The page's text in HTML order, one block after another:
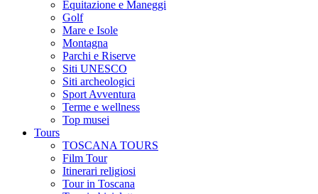
Equitazione e Maneggi
Golf
Mare e Isole
Montagna
Parchi e Riserve
Siti UNESCO
Siti archeologici
Sport Avventura
Terme e wellness
Top musei
Tours
TOSCANA TOURS
Film Tour
Itinerari religiosi
Tour in Toscana